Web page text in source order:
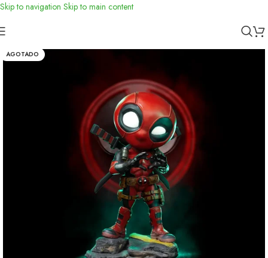
Skip to navigation Skip to main content
Inicio
AGOTADO